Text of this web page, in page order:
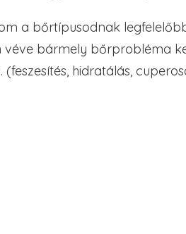
a bőrtípusodnak
véve bármely bőrprobléma
hidratálás,